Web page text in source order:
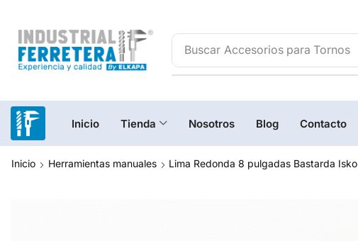
Buscar Herramientas eléctricas
Inicio Tienda Nosotros Blog Contacto
Inicio Herramientas manuales Lima Redonda 8 pulgadas Bastarda Isko